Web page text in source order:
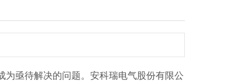
亟待解决的问题。安科瑞电气股份有限公